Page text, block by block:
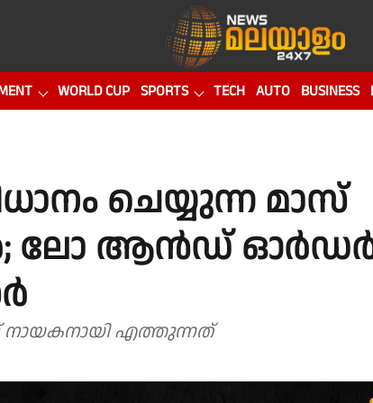
WORLD CUP SPORTS TECH AUTO BUSINESS
ചെയ്യുന്ന മാസ്
ലോ ആൻഡ്
നായകനായി എത്തുന്നത്